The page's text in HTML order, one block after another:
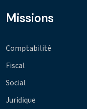
Missions
Comptabilité
Fiscal
Social
Juridique